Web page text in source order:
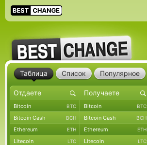
Таблица Список Популярное
Bitcoin BTC Bitcoin BTC
Bitcoin Cash BCH Bitcoin Cash BCH
Ethereum ETH Ethereum ETH
Litecoin LTC Litecoin LTC